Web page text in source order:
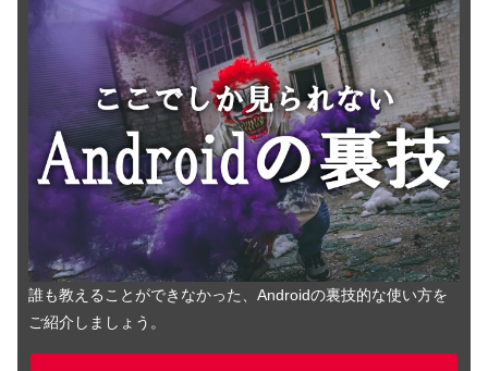
誰も教えることができなかった、Androidの裏技的な使い方を
ご紹介しましょう。